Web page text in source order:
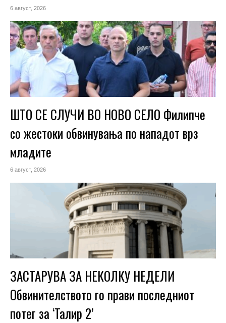
6 август, 2026
ШТО СЕ СЛУЧИ ВО НОВО СЕЛО Филипче
со жестоки обвинувања по нападот врз
младите
6 август, 2026
ЗАСТАРУВА ЗА НЕКОЛКУ НЕДЕЛИ
Обвинителството го прави последниот
потег за ‘Талир 2’